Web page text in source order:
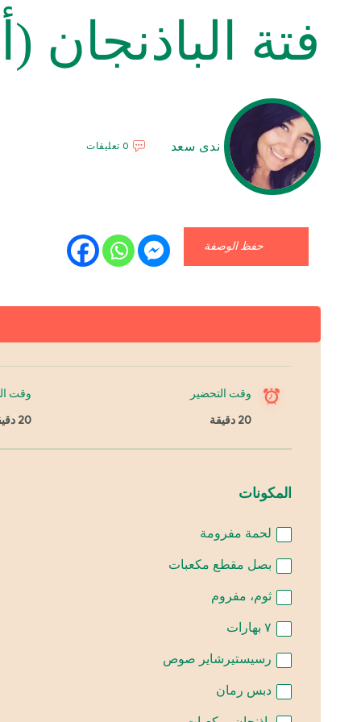
فتة
ندى سعد 0 تعليقات
حفظ الوصفة
وقت التحضير
20 دقيقة
وقت
20 دقيقة
المكونات
لحمة مفرومة
بصل مقطع مكعبات
ثوم، مفروم
٧ بهارات
رسيستيرشاير صوص
دبس رمان